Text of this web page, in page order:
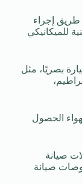
إجراء
للميكانيكي
بصريًا، مثل
الحصول
صيانة
صيانة